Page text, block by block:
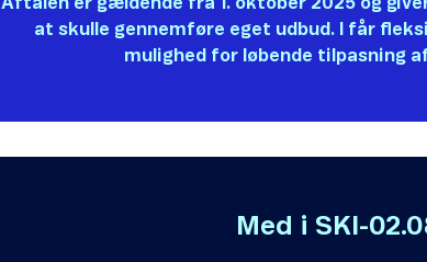
at skulle gennemføre eget udbud. I får
mulighed for løbende tilpasning
Med i SKI-